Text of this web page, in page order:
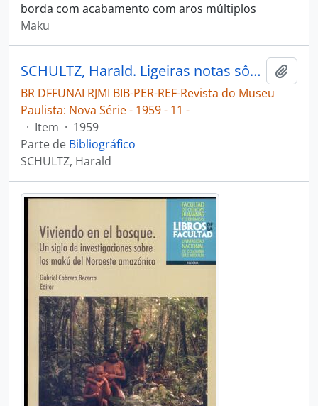
borda com acabamento com aros múltiplos
Maku
SCHULTZ, Harald. Ligeiras notas sôbre os Makú do Paraná Boá-Boá [Revista do Museu Paulista: Nova Série]
BR DFFUNAI RJMI BIB-PER-REF-Revista do Museu
Paulista: Nova Série - 1959 - 11 -
· Item · 1959
Parte de Bibliográfico
SCHULTZ, Harald